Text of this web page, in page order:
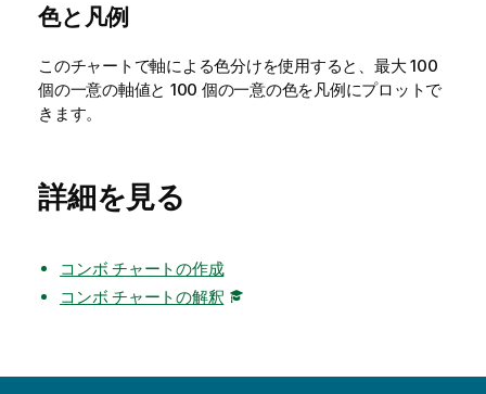
色と凡例
このチャートで軸による色分けを使用すると、最大 100
個の一意の軸値と 100 個の一意の色を凡例にプロットで
きます。
詳細を見る
コンボ チャートの作成
コンボ チャートの解釈